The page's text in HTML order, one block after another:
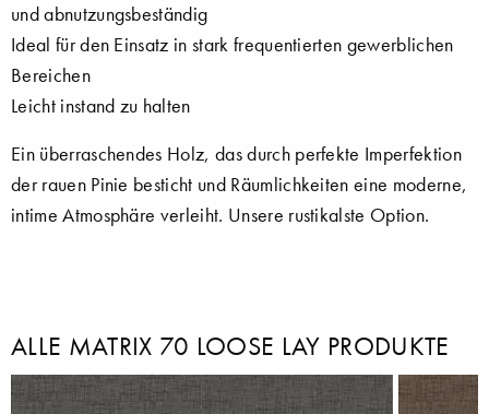
und abnutzungsbeständig
Ideal für den Einsatz in stark frequentierten gewerblichen
Bereichen
Leicht instand zu halten
Ein überraschendes Holz, das durch perfekte Imperfektion
der rauen Pinie besticht und Räumlichkeiten eine moderne,
intime Atmosphäre verleiht. Unsere rustikalste Option.
ALLE MATRIX 70 LOOSE LAY PRODUKTE